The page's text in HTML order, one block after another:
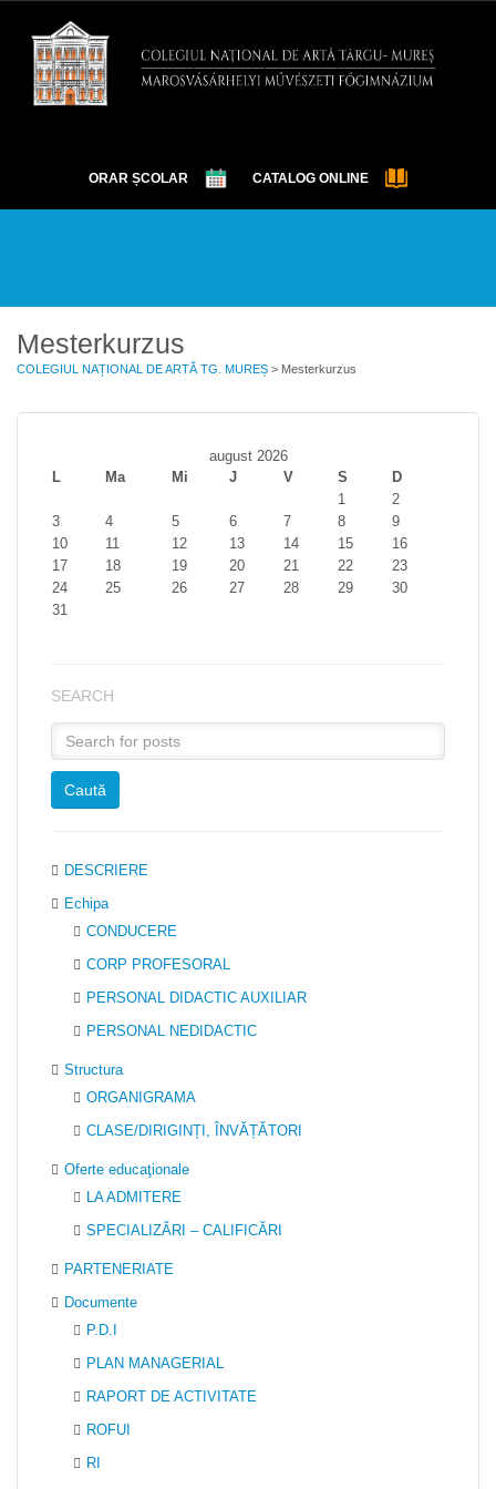
ORAR ȘCOLAR CATALOG ONLINE
Mesterkurzus
COLEGIUL NAȚIONAL DE ARTĂ TG. MUREȘ > Mesterkurzus
august 2026
L
Ma Mi J V S
D
1
2
3
4 5 6 7 8
9
10
11 12 13 14 15
16
17
18 19 20 21 22
23
24
25 26 27 28 29
30
31
SEARCH
DESCRIERE
Echipa
CONDUCERE
CORP PROFESORAL
PERSONAL DIDACTIC AUXILIAR
PERSONAL NEDIDACTIC
Structura
ORGANIGRAMA
CLASE/DIRIGINȚI, ÎNVĂȚĂTORI
Oferte educaţionale
LA ADMITERE
SPECIALIZĂRI – CALIFICĂRI
PARTENERIATE
Documente
P.D.I
PLAN MANAGERIAL
RAPORT DE ACTIVITATE
ROFUI
RI